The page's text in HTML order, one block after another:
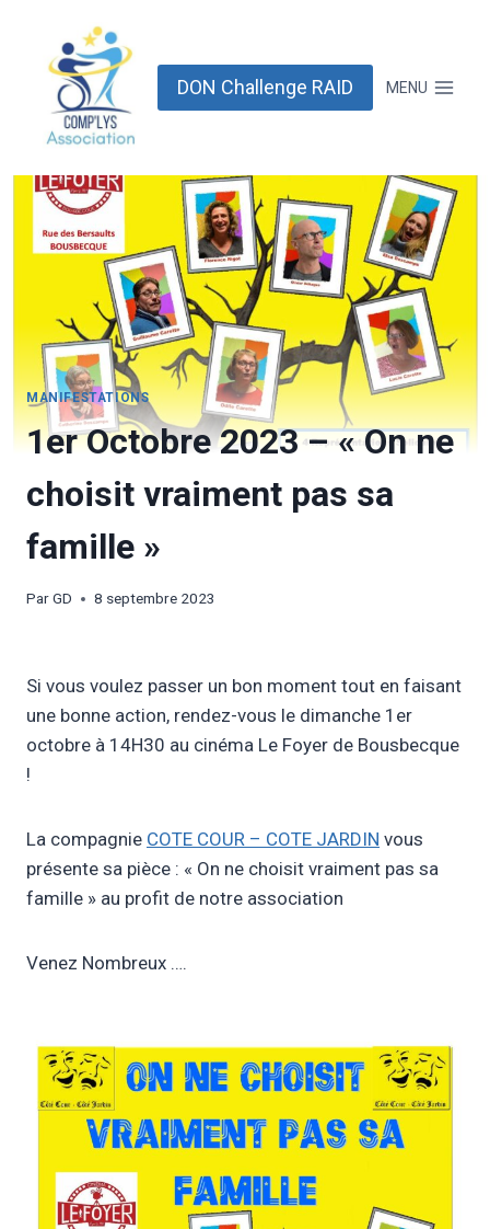
contenu
DON Challenge RAID MENU
MANIFESTATIONS
1er Octobre 2023 – « On ne
choisit vraiment pas sa
famille »
ParGD 8 septembre 2023
Si vous voulez passer un bon moment tout en faisant
une bonne action, rendez-vous le dimanche 1er
octobre à 14H30 au cinéma Le Foyer de Bousbecque
!
La compagnie COTE COUR – COTE JARDIN vous
présente sa pièce : « On ne choisit vraiment pas sa
famille » au profit de notre association
Venez Nombreux ….